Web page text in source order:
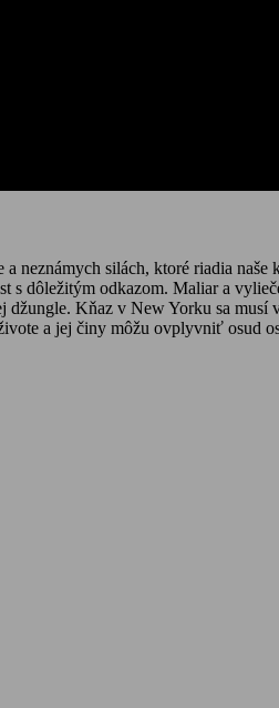
silách, ktoré riadia
s dôležitým odkazom. Maliar a
Kňaz v New Yorku sa
a jej činy môžu ovplyvniť osud